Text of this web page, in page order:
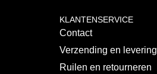
KLANTENSERVICE
Contact
Verzending en levering
Ruilen en retourneren